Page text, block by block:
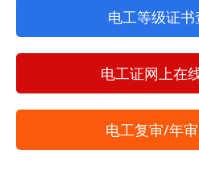
电工等级证书
电工证网上在
电工复审/年